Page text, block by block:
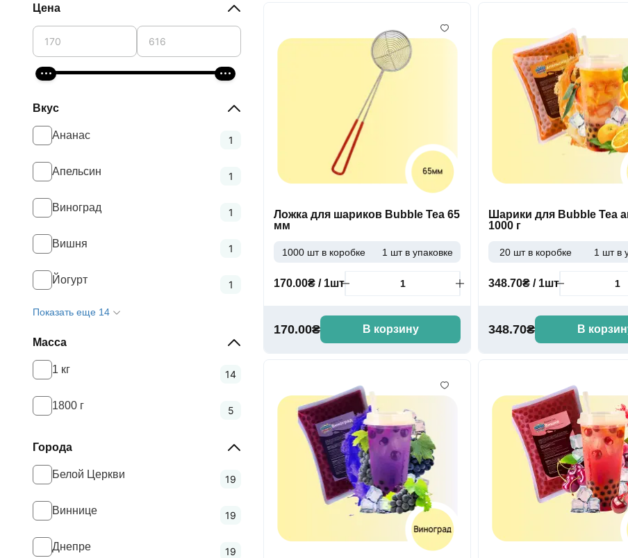
Цена
Вкус
Ананас 1
Апельсин 1
Виноград 1
Вишня 1
Йогурт 1
Показать еще 14
Масса
1 кг 14
1800 г 5
Города
Белой Церкви 19
Виннице 19
Днепре 19
Ложка для шариков Bubble Tea 65
мм
1000 шт в коробке 1 шт в упаковке
170.00₴ / 1шт
170.00₴ В корзину
Шарики для Bubble Tea
1000 г
20 шт в коробке 1 шт в
348.70₴ / 1шт
348.70₴ В